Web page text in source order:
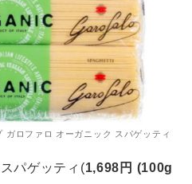
ガロファロ オーガニック スパゲッティ
パゲッティ(1,698円 (100g